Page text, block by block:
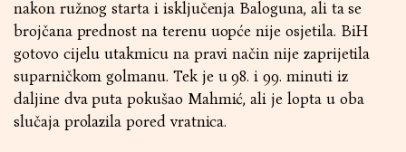
nakon ružnog starta i isključenja Baloguna, ali ta se
brojčana prednost na terenu uopće nije osjetila. BiH
gotovo cijelu utakmicu na pravi način nije zaprijetila
suparničkom golmanu. Tek je u 98. i 99. minuti iz
daljine dva puta pokušao Mahmić, ali je lopta u oba
slučaja prolazila pored vratnica.